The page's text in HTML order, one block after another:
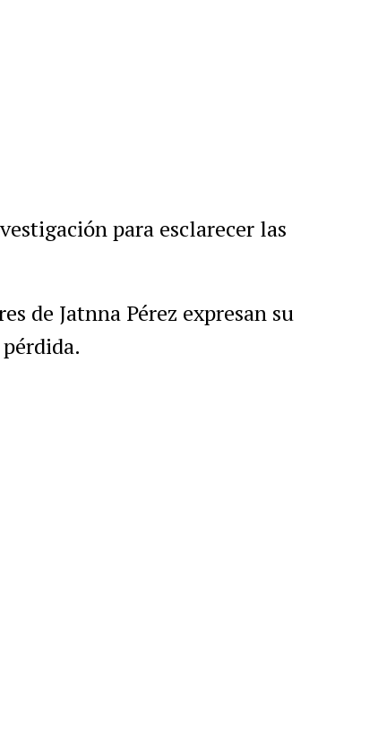
para esclarecer las
de Jatnna Pérez expresan su